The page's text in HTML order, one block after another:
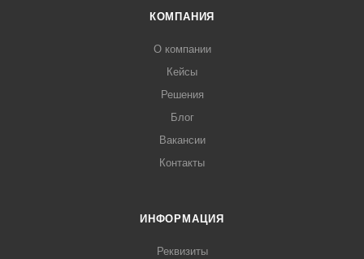
КОМПАНИЯ
О компании
Кейсы
Решения
Блог
Вакансии
Контакты
ИНФОРМАЦИЯ
Реквизиты